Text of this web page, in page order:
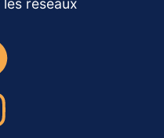
réseaux